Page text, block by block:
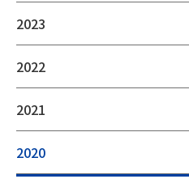
2023
2022
2021
2020